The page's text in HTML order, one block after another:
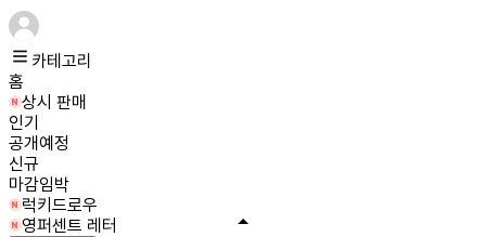
카테고리
홈
상시 판매
인기
공개예정
신규
마감임박
럭키드로우
영퍼센트 레터